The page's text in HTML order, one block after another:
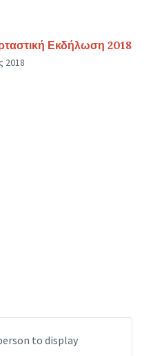
Εκδήλωση 2018
2018
to display